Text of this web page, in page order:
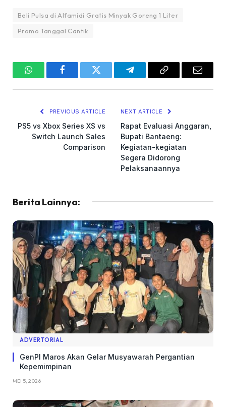
Beli Pulsa di Alfamidi Gratis Minyak Goreng 1 Liter
Promo Tanggal Cantik
WhatsAppFacebookTwitter TelegramCopy
Email
PREVIOUS ARTICLE
PS5 vs Xbox Series XS vs
Switch Launch Sales
Comparison
NEXT ARTICLE
Rapat Evaluasi Anggaran,
Bupati Bantaeng:
Kegiatan-kegiatan
Segera Didorong
Pelaksanaannya
Berita Lainnya:
ADVERTORIAL
GenPI Maros Akan Gelar Musyawarah Pergantian
Kepemimpinan
MEI 5, 2026